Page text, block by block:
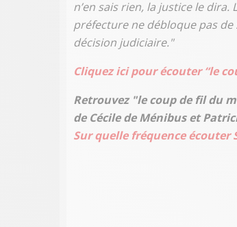
n’en sais rien, la justice le dira.
préfecture ne débloque pas de
décision judiciaire."
Cliquez ici pour écouter “le
Retrouvez "le coup de fil du
de Cécile de Ménibus et
Sur quelle fréquence écouter